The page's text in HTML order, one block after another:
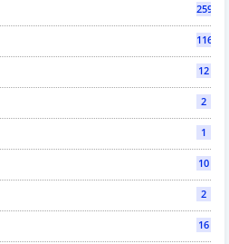
2595
116
12
2
1
10
2
16